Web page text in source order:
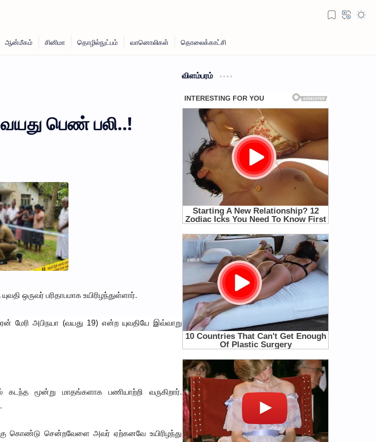
பெண் பலி..!
ஒருவர் பரிதாபமாக உயிரிழந்துள்ளார்.
மேரி அபிநயா (வயது 19) என்ற யுவதியே இவ்வாறு
கடந்த மூன்று மாதங்களாக பணியாற்றி வருகிறார்.
கொண்டு சென்றவேளை அவர் ஏற்கனவே உயிரிழந்து
விளம்பரம்